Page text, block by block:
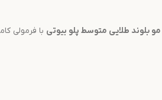
بلوند طلایی متوسط پلو بیوتی با فرمولی